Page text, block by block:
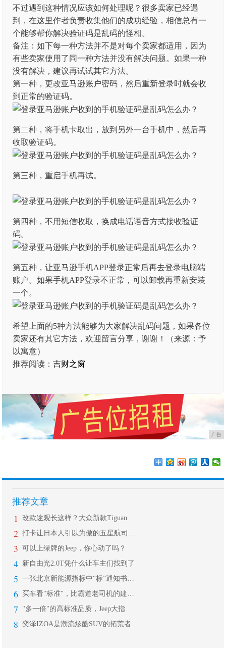
不过遇到这种情况应该如何处理呢？很多卖家已经遇
到，在这里作者负责收集他们的成功经验，相信总有一
个能够帮你解决验证码是乱码的怪相。
备注：如下每一种方法并不是对每个卖家都适用，因为
有些卖家使用了同一种方法并没有解决问题。如果一种
没有解决，建议再试试其它方法。
第一种，更改亚马逊账户密码，然后重新登录时就会收
到正常的验证码。
第二种，将手机卡取出，放到另外一台手机中，然后再
收取验证码。
第三种，重启手机再试。
第四种，不用短信收取，换成电话语音方式接收验证
码。
第五种，让亚马逊手机APP登录正常后再去登录电脑端
账户。如果手机APP登录不正常，可以卸载再重新安装
一个。
希望上面的5种方法能够为大家解决乱码问题，如果各位
卖家还有其它方法，欢迎留言分享，谢谢！（来源：予
以寓意）
推荐阅读：吉财之窗
广告
推荐文章
1 改款途观长这样？大众新款Tiguan
2 打卡让日本人引以为傲的五星航司ANA
3 可以上绿牌的Jeep，你心动了吗？
4 新自由光2.0T凭什么让车主们找到了
5 一张北京新能源指标中“标”通知书，抢
6 买车看"标准"，比霸道老司机的建议靠
7 "多一倍"的高标准品质，Jeep大指
8 奕泽IZOA是潮流炫酷SUV的拓荒者